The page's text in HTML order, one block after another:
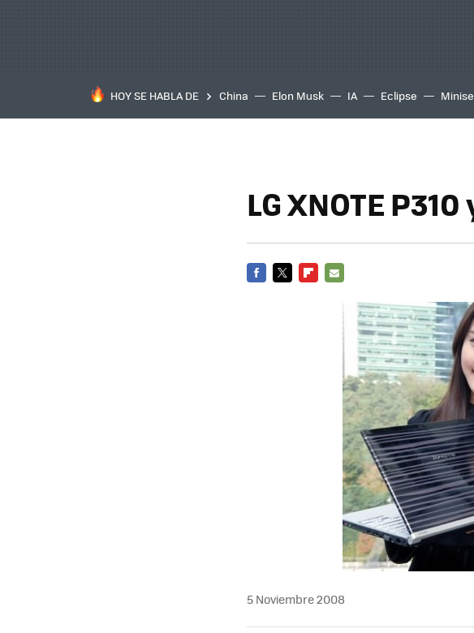
HOY SE HABLA DE China Elon Musk IA Eclipse
LG XNOTE
5 Noviembre 2008